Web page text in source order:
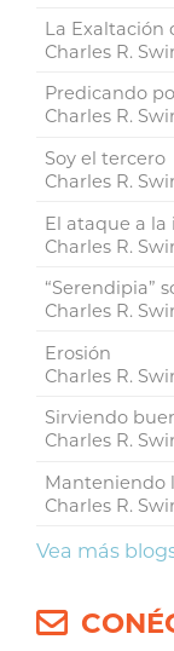
La Exaltación
Charles R.
Predicando
Charles R.
Soy el tercero
Charles R.
El ataque a
Charles R.
“Serendipia”
Charles R.
Erosión
Charles R.
Sirviendo
Charles R.
Manteniendo
Charles R.
Vea más